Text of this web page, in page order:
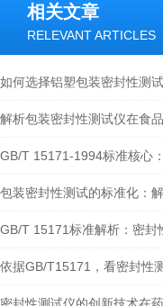
相关文章
RELEVANT ARTICLES